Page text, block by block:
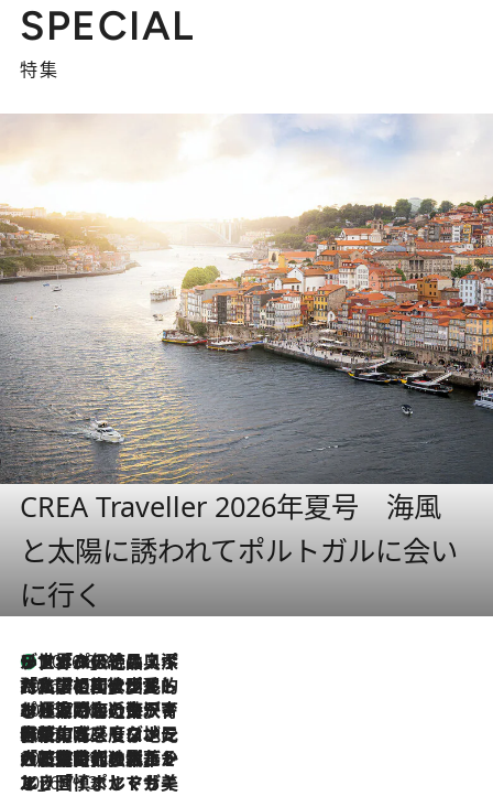
SPECIAL
特集
CREA Traveller 2026年夏号 海風
と太陽に誘われてポルトガルに会い
に行く
2026.8.8
リスボンの絶品スイーツ「パステル・デ・ナタ」とは？ポルトガル伝統の奥深い世界へ
2026.7.27
「私の祖国はポルトガル語です」国民的詩人フェルナンド・ペソアと、彼が愛した文学の街を歩く
2026.7.26
ポルトガル近海が育む極上の海の幸。キリリと冷えた白ワインと愉しむ、シーフード専門店の贅沢
2026.7.22
伝統の味をモダンに昇華。高感度な地元客が集う、リスボンの最旬ガストロノミー
2026.7.21
大航海時代の栄華から、震災、独裁、そして革命へ。ポルトガル・首都リスボンの石畳に刻まれた「歴史の光と影」
2026.7.13
エッセイ・ヤマザキマリ「慎ましくも美しき国 ポルトガル」